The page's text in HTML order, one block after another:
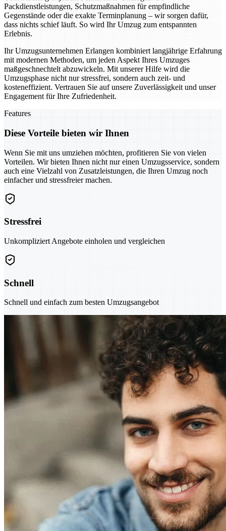
Packdienstleistungen, Schutzmaßnahmen für empfindliche
Gegenstände oder die exakte Terminplanung – wir sorgen dafür,
dass nichts schief läuft. So wird Ihr Umzug zum entspannten
Erlebnis.
Ihr Umzugsunternehmen Erlangen kombiniert langjährige Erfahrung
mit modernen Methoden, um jeden Aspekt Ihres Umzuges
maßgeschnechtelt abzuwickeln. Mit unserer Hilfe wird die
Umzugsphase nicht nur stressfrei, sondern auch zeit- und
kosteneffizient. Vertrauen Sie auf unsere Zuverlässigkeit und unser
Engagement für Ihre Zufriedenheit.
Features
Diese Vorteile bieten wir Ihnen
Wenn Sie mit uns umziehen möchten, profitieren Sie von vielen
Vorteilen. Wir bieten Ihnen nicht nur einen Umzugsservice, sondern
auch eine Vielzahl von Zusatzleistungen, die Ihren Umzug noch
einfacher und stressfreier machen.
Stressfrei
Unkompliziert Angebote einholen und vergleichen
Schnell
Schnell und einfach zum besten Umzugsangebot